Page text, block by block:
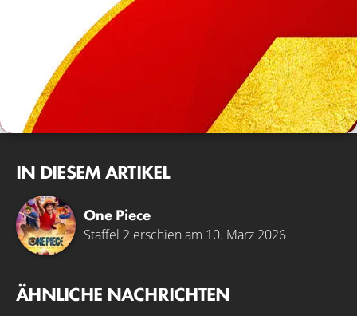
IN DIESEM ARTIKEL
One Piece
Staffel 2 erschien am 10. März 2026
ÄHNLICHE NACHRICHTEN